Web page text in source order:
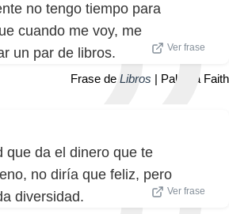
no tengo tiempo para
cuando me voy, me
un par de libros.
Ver frase
Frase de Libros | Paloma Faith
que da el dinero que te
no diría que feliz, pero
diversidad.
Ver frase